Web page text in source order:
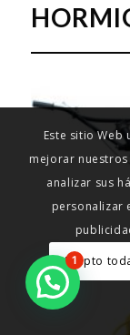
Este sitio
mejorar
analizar sus
personalizar
Acepto
1